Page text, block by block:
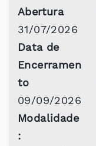
Abertura
31/07/2026
Data de
Encerramen
to
09/09/2026
Modalidade
: